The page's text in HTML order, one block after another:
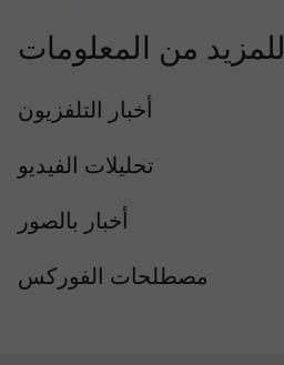
للمزيد من المعلومات
أخبار التلفزيون
تحليلات الفيديو
أخبار بالصور
مصطلحات الفوركس